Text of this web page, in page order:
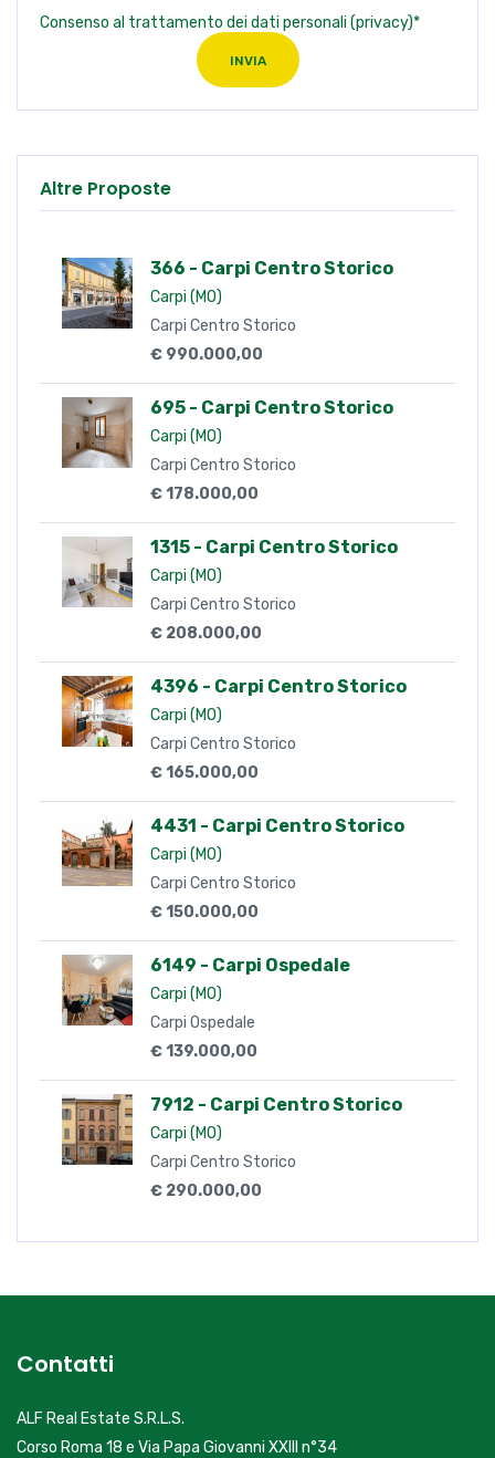
Consenso al trattamento dei dati personali (privacy)*
INVIA
Altre Proposte
366 - Carpi Centro Storico
Carpi (MO)
Carpi Centro Storico
€ 990.000,00
695 - Carpi Centro Storico
Carpi (MO)
Carpi Centro Storico
€ 178.000,00
1315 - Carpi Centro Storico
Carpi (MO)
Carpi Centro Storico
€ 208.000,00
4396 - Carpi Centro Storico
Carpi (MO)
Carpi Centro Storico
€ 165.000,00
4431 - Carpi Centro Storico
Carpi (MO)
Carpi Centro Storico
€ 150.000,00
6149 - Carpi Ospedale
Carpi (MO)
Carpi Ospedale
€ 139.000,00
7912 - Carpi Centro Storico
Carpi (MO)
Carpi Centro Storico
€ 290.000,00
Contatti
ALF Real Estate S.R.L.S.
Corso Roma 18 e Via Papa Giovanni XXIII n°34